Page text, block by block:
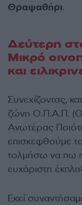
Θραψαθήρι.
Δεύτερη
Μικρό
και
Συνεχίζοντας,
ζώνη Ο.Π.Α.Π.
Ανωτέρας
επισκεφθούμε
τολμήσω να πω
ευχάριστη
Εκεί